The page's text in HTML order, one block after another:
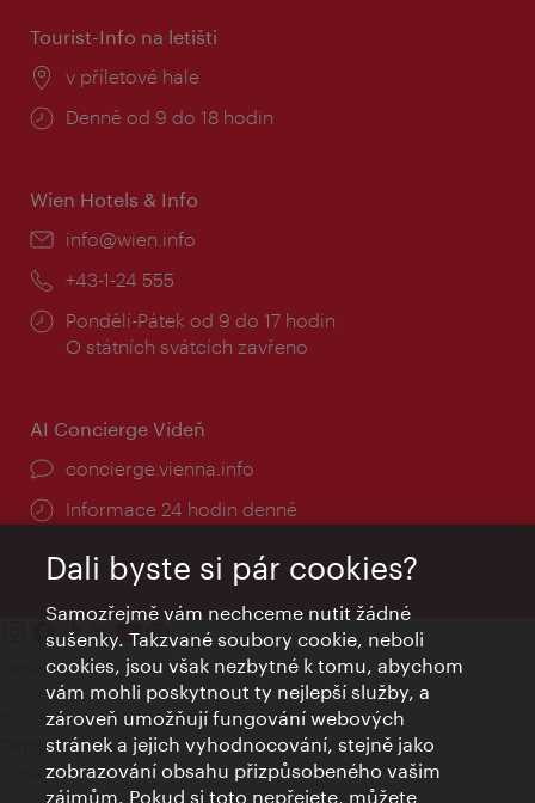
Tourist-Info na letišti
Místo:
v příletové hale
Provozní
Denně od 9 do 18 hodin
Wien Hotels & Info
E-
info@wien.info
Telefon:
+43-1-24 555
Provozní
doba:
Pondělí-Pátek od 9 do 17 hodin
O státních svátcích zavřeno
AI Concierge Vídeň
concierge.vienna.info
Informace 24 hodin denně
Kontakty
Credits
Prohlášení o ochraně osobních údajů
Terms of Use
Přístupnost
Kontakt pro tisk
Dali byste si pár cookies?
Samozřejmě vám nechceme nutit žádné
sušenky. Takzvané soubory cookie, neboli
cookies, jsou však nezbytné k tomu, abychom
vám mohli poskytnout ty nejlepší služby, a
zároveň umožňují fungování webových
stránek a jejich vyhodnocování, stejně jako
zobrazování obsahu přizpůsobeného vašim
zájmům. Pokud si toto nepřejete, můžete